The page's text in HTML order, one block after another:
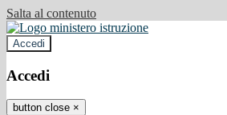
Salta al contenuto
Accedi
Accedi
button close ×